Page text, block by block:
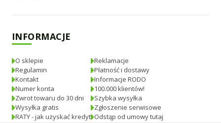
INFORMACJE
O sklepie
Regulamin
Kontakt
Numer konta
Zwrot towaru do 30 dni
Wysyłka gratis
RATY - jak uzyskać kredyt
Reklamacje
Płatność i dostawy
Informacje RODO
100.000 klientów!
Szybka wysyłka
Zgłoszenie serwisowe
Odstąp od umowy tutaj